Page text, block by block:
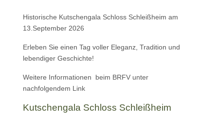
Historische Kutschengala Schloss Schleißheim am
13.September 2026
Erleben Sie einen Tag voller Eleganz, Tradition und
lebendiger Geschichte!
Weitere Informationen beim BRFV unter
nachfolgendem Link
Kutschengala Schloss Schleißheim